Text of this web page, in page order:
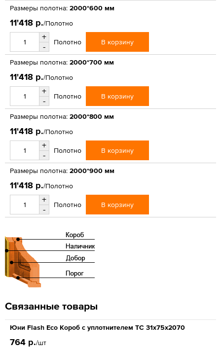
Размеры полотна: 2000*600 мм
11'418 р./Полотно
+
-
Полотно В корзину
Размеры полотна: 2000*700 мм
11'418 р./Полотно
+
-
Полотно В корзину
Размеры полотна: 2000*800 мм
11'418 р./Полотно
+
-
Полотно В корзину
Размеры полотна: 2000*900 мм
11'418 р./Полотно
+
-
Полотно В корзину
Связанные товары
Юни Flash Eco Короб с уплотнителем ТС 31x75x2070
764 р./шт